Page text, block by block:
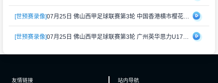
[世预赛录像] 07月25日 佛山西甲足球联赛第3轮 中国香港横市樱花 VS 吉图省实青年 全场录像
[世预赛录像]
友情链接 站内导航